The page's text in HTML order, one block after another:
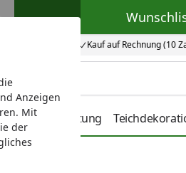
Anzeigen
Mit
der
Kauf auf Rechnung (10
Teichbeleuchtung